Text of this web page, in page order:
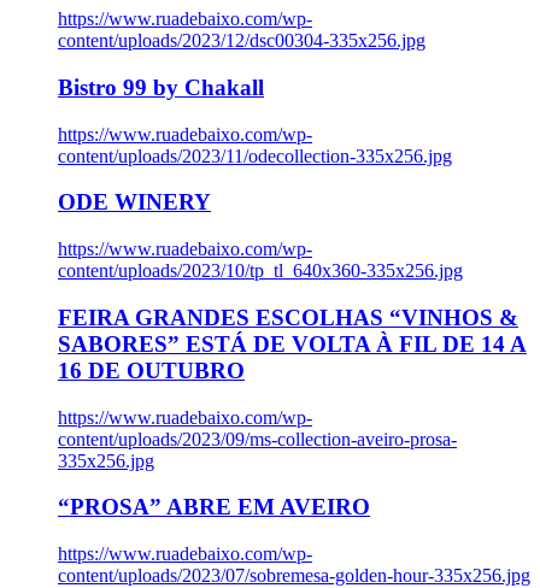
https://www.ruadebaixo.com/wp-
content/uploads/2023/12/dsc00304-335x256.jpg
Bistro 99 by Chakall
https://www.ruadebaixo.com/wp-
content/uploads/2023/11/odecollection-335x256.jpg
ODE WINERY
https://www.ruadebaixo.com/wp-
content/uploads/2023/10/tp_tl_640x360-335x256.jpg
FEIRA GRANDES ESCOLHAS “VINHOS &
SABORES” ESTÁ DE VOLTA À FIL DE 14 A
16 DE OUTUBRO
https://www.ruadebaixo.com/wp-
content/uploads/2023/09/ms-collection-aveiro-prosa-
335x256.jpg
“PROSA” ABRE EM AVEIRO
https://www.ruadebaixo.com/wp-
content/uploads/2023/07/sobremesa-golden-hour-335x256.jpg